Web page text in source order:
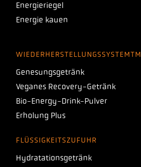
Energieriegel
Energie kauen
WIEDERHERSTELLUNGSSYSTEMTM
Genesungsgetränk
Veganes Recovery-Getränk
Bio-Energy-Drink-Pulver
Erholung Plus
FLÜSSIGKEITSZUFUHR
Hydratationsgetränk